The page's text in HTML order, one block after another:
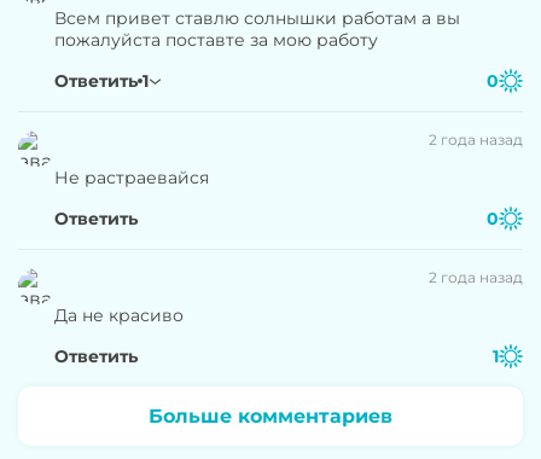
Всем привет ставлю солнышки работам а вы
пожалуйста поставте за мою работу
Ответить 1 0
2 года назад
Не растраевайся
Ответить
0
2 года назад
Да не красиво
Ответить
1
Больше комментариев